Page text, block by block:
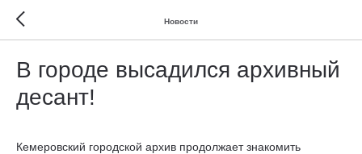
Новости
В городе высадился архивный
десант!
Кемеровский городской архив продолжает знакомить